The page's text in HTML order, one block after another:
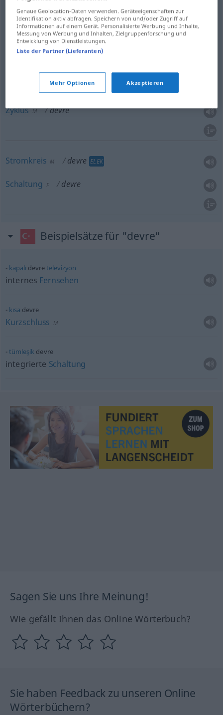
Zeit F devre
Zeitabschnitt M devre
devre
Zyklus M devre
Stromkreis M devre ELEK
Schaltung F devre
Beispielsätze für "devre"
kapalı devretelevizyon
internes Fernsehen
kısa devre
Kurzschluss M
tümleşik devre
integrierte Schaltung
Sagen Sie uns Ihre Meinung!
Wie gefällt Ihnen das Online Wörterbuch?
Sie haben Feedback zu unseren Online
Wörterbüchern?
Genaue Geolocation-Daten verwenden. Geräteeigenschaften zur
Identifikation aktiv abfragen. Speichern von und/oder Zugriff auf
Informationen auf einem Gerät. Personalisierte Werbung und Inhalte,
Messung von Werbung und Inhalten, Zielgruppenforschung und
Entwicklung von Dienstleistungen.
Liste der Partner (Lieferanten)
Mehr Optionen Akzeptieren